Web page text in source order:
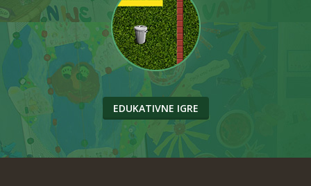
EDUKATIVNE IGRE